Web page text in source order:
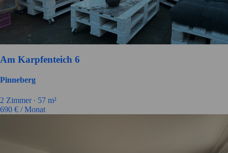
Am Karpfenteich 6
Pinneberg
2 Zimmer ∙ 57 m²
690 € / Monat